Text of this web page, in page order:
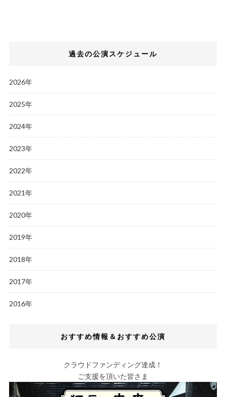
過去の公演スケジュール
2026年
2025年
2024年
2023年
2022年
2021年
2020年
2019年
2018年
2017年
2016年
おすすめ情報＆おすすめ公演
クラウドファンディング達成！
ご支援を頂いた皆さま